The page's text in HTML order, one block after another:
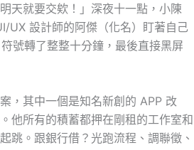
天就要交欸！」深夜十一點，小陳
UX 設計師的阿傑（化名）盯著自己
號轉了整整十分鐘，最後直接黑屏
，其中一個是知名新創的 APP 改
他所有的積蓄都押在剛租的工作室和
跳。跟銀行借？光跑流程、調聯徵、